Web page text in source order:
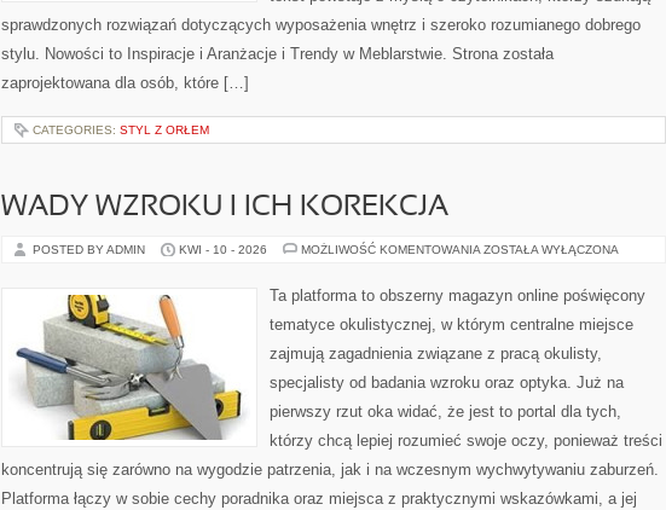
sprawdzonych rozwiązań dotyczących wyposażenia wnętrz i szeroko rozumianego dobrego
stylu. Nowości to Inspiracje i Aranżacje i Trendy w Meblarstwie. Strona została
zaprojektowana dla osób, które […]
CATEGORIES: STYL Z ORŁEM
WADY WZROKU I ICH KOREKCJA
POSTED BY ADMIN KWI - 10 - 2026 MOŻLIWOŚĆ KOMENTOWANIA WADY
KOREKCJA
ZOSTAŁA WYŁĄCZONA
Ta platforma to obszerny magazyn online poświęcony
tematyce okulistycznej, w którym centralne miejsce
zajmują zagadnienia związane z pracą okulisty,
specjalisty od badania wzroku oraz optyka. Już na
pierwszy rzut oka widać, że jest to portal dla tych,
którzy chcą lepiej rozumieć swoje oczy, ponieważ treści
koncentrują się zarówno na wygodzie patrzenia, jak i na wczesnym wychwytywaniu zaburzeń.
Platforma łączy w sobie cechy poradnika oraz miejsca z praktycznymi wskazówkami, a jej